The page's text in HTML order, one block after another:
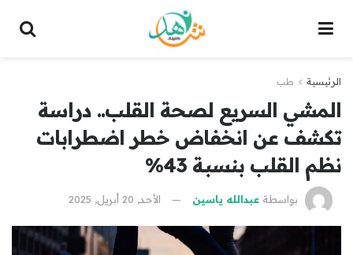
الرئيسية طب
المشي السريع لصحة القلب.. دراسة
تكشف عن انخفاض خطر اضطرابات
نظم القلب بنسبة 43%
بواسطة عبدالله ياسين الأحد, 20 أبريل, 2025